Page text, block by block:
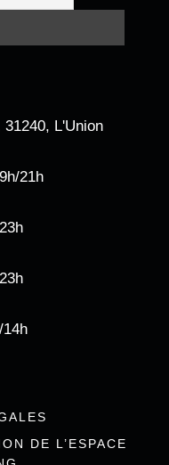
L'Union
21h
14h
DE L’ESPACE